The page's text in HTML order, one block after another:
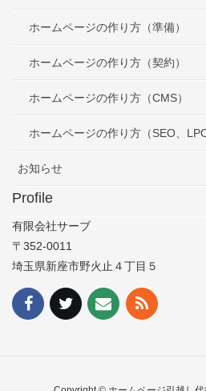
ホームページの作り方（準備）
ホームページの作り方（契約）
ホームページの作り方（CMS）
ホームページの作り方（SEO、LPO
お知らせ
Profile
有限会社サーブ
〒352-0011
埼玉県新座市野火止４丁目５